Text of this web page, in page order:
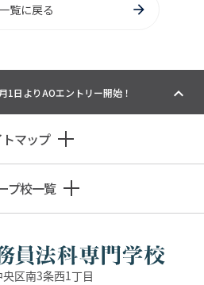
一覧に戻る
1日よりAOエントリー開始！
マップ
プ校一覧
区南3条西1丁目